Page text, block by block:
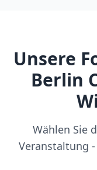
Unsere
Berlin
Wählen Sie
Veranstaltung